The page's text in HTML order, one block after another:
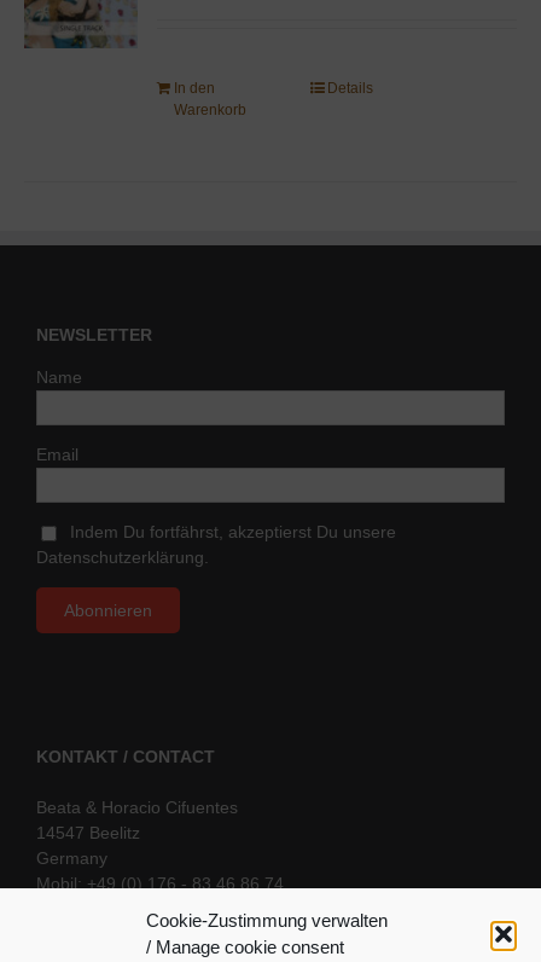
Cookie-Zustimmung verwalten
/ Manage cookie consent
In den
Warenkorb
Details
NEWSLETTER
Name
Email
Indem Du fortfährst, akzeptierst Du unsere
Datenschutzerklärung.
KONTAKT / CONTACT
Beata & Horacio Cifuentes
14547 Beelitz
Germany
Mobil: +49 (0) 176 - 83 46 86 74